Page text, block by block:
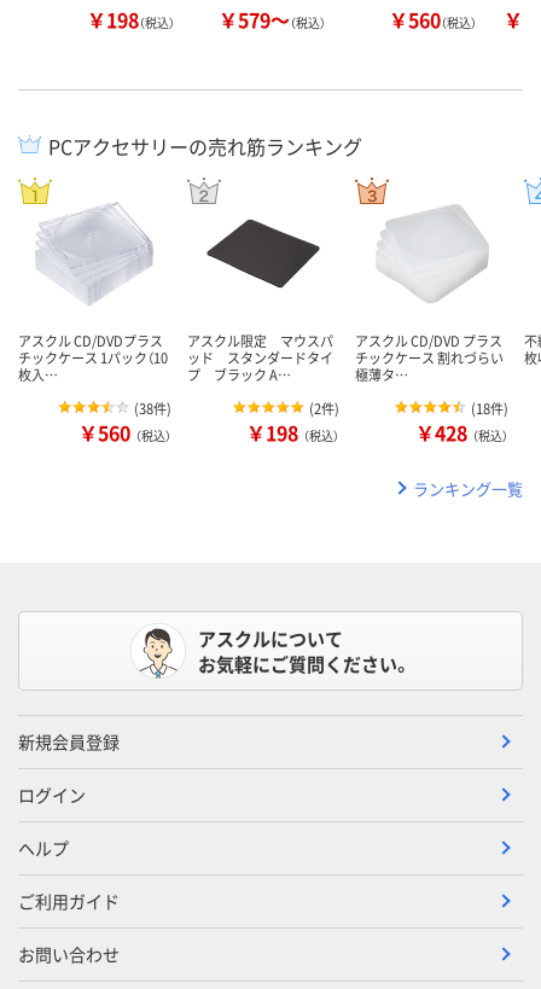
￥198（税込） ￥579～（税込） ￥560（税込） ￥
PCアクセサリーの売れ筋ランキング
アスクル CD/DVDプラス
チックケース 1パック（10
枚入…
(38件)
￥560 （税込）
アスクル限定 マウスパ
ッド スタンダードタイ
プ ブラック A…
(2件)
￥198 （税込）
アスクル CD/DVD プラス
チックケース 割れづらい
極薄タ…
(18件)
￥428 （税込）
枚
ランキング一覧
アスクルについて
お気軽にご質問ください。
新規会員登録
ログイン
ヘルプ
ご利用ガイド
お問い合わせ